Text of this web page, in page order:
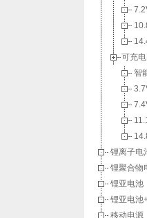
可充
智
锂离子电
锂聚合物
锂亚电池
锂亚电池
移动电源